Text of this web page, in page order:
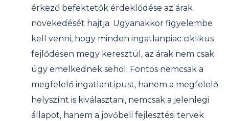
érkező befektetők érdeklődése az árak
növekedését hajtja. Ugyanakkor figyelembe
kell venni, hogy minden ingatlanpiac ciklikus
fejlődésen megy keresztül, az árak nem csak
úgy emelkednek sehol. Fontos nemcsak a
megfelelő ingatlantípust, hanem a megfelelő
helyszínt is kiválasztani, nemcsak a jelenlegi
állapot, hanem a jövőbeli fejlesztési tervek